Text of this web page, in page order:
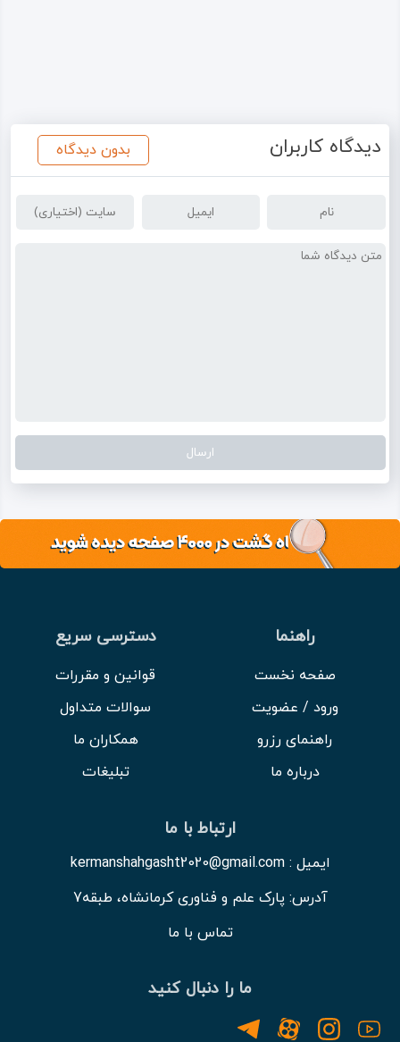
دیدگاه کاربران بدون دیدگاه
راهنما
صفحه نخست
ورود / عضویت
راهنمای رزرو
درباره ما
دسترسی سریع
قوانین و مقررات
سوالات متداول
همکاران ما
تبلیغات
ارتباط با ما
ایمیل : kermanshahgasht2020@gmail.com
آدرس: پارک علم و فناوری کرمانشاه، طبقه7
تماس با ما
ما را دنبال کنید